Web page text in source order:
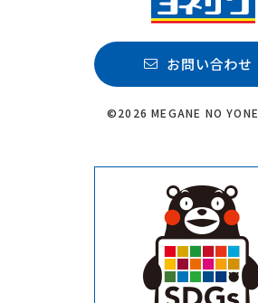
お問い合わせ
©2026 MEGANE NO